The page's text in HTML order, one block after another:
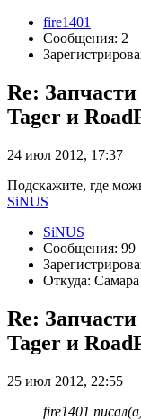
fire1401
Сообщения: 2
Re:
Tager и
24 июл 2012, 17:37
Подскажите, где
SiNUS
SiNUS
Сообщения: 99
Откуда: Самара
Re:
Tager и
25 июл 2012, 22:55
fire1401